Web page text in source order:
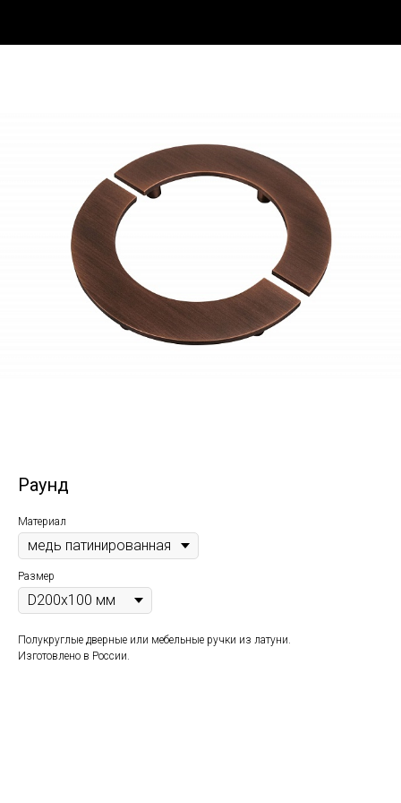
Раунд
Материал
Размер
Полукруглые дверные или мебельные ручки из латуни.
Изготовлено в России.